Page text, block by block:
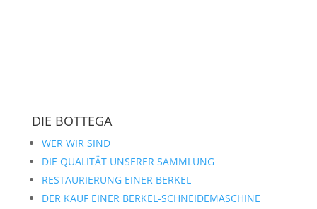
DIE BOTTEGA
WER WIR SIND
DIE QUALITÄT UNSERER SAMMLUNG
RESTAURIERUNG EINER BERKEL
DER KAUF EINER BERKEL-SCHNEIDEMASCHINE